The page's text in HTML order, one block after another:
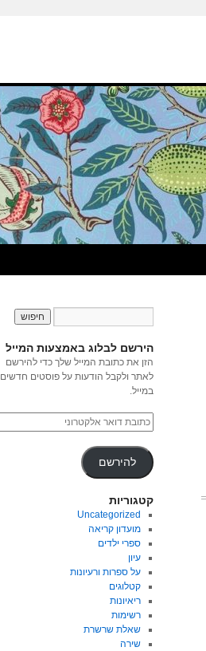
הירשם לבלוג באמצעות המייל
הזן את כתובת המייל שלך כדי להירשם
לאתר ולקבל הודעות על פוסטים חדשים
במייל.
להירשם
קטגוריות
Uncategorized
מועדון קריאה
ספרי ילדים
עיון
על ספרות ורעיונות
קטלוגים
ריאיונות
רשימות
שאלת שרשרת
שירה